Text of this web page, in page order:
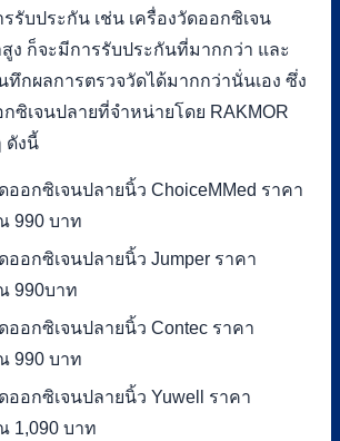
รรับประกัน เช่น เครื่องวัดออกซิเจน
ง ก็จะมีการรับประกันที่มากกว่า และ
ทึกผลการตรวจวัดได้มากกว่านั่นเอง ซึ่ง
ซิเจนปลายที่จำหน่ายโดย RAKMOR
ดังนี้
ออกซิเจนปลายนิ้ว ChoiceMMed ราคา
990 บาท
ออกซิเจนปลายนิ้ว Jumper ราคา
990บาท
ออกซิเจนปลายนิ้ว Contec ราคา
990 บาท
ออกซิเจนปลายนิ้ว Yuwell ราคา
1,090 บาท